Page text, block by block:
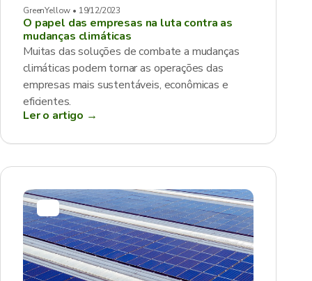
GreenYellow • 19/12/2023
O papel das empresas na luta contra as
mudanças climáticas
Muitas das soluções de combate a mudanças
climáticas podem tornar as operações das
empresas mais sustentáveis, econômicas e
eficientes.
Ler o artigo →